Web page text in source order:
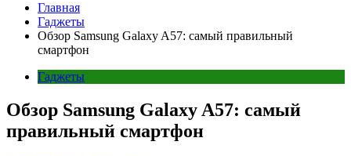
Главная
Гаджеты
Обзор Samsung Galaxy A57: самый правильный
смартфон
Гаджеты
Обзор Samsung Galaxy A57: самый
правильный смартфон